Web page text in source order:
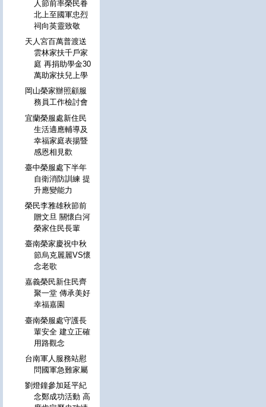
人節前率榮民眷
北上至國軍忠烈
祠向英靈致敬
天人宮百萬普渡送
雲林家扶千戶家
庭 再捐助學金30
萬助家扶兒上學
岡山榮家辦照顧服
務員工作檢討會
宜蘭榮服處新住民
生活適應輔導及
幸福家庭表揚暨
感恩相見歡
臺中榮服處下半年
自衛消防訓練 提
升應變能力
榮民李雅雄秋節前
贈文旦 關懷白河
榮家住民長輩
臺南榮家慶祝中秋
節烏克麗麗VS懷
念老歌
嘉義榮民新住民齊
聚一堂 傳承美好
幸福嘉園
臺南榮服處守護長
輩安全 建立正確
用路觀念
台南軍人服務站慰
問國軍急難家屬
劉燈鐘參加延平紀
念鄭成功活動 高